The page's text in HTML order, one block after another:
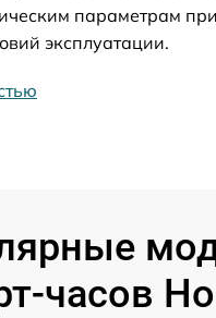
параметрам при
эксплуатации.
часов